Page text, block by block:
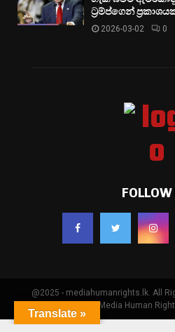
ට්‍රම්ප්ගෙන්
2026-03-02 0
FOLLOW
@2025 - mediahumanrights.lk. All
Developed by Media Human
Translate »